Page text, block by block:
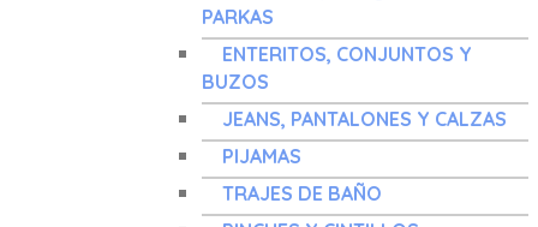
PARKAS
ENTERITOS, CONJUNTOS Y
BUZOS
JEANS, PANTALONES Y CALZAS
PIJAMAS
TRAJES DE BAÑO